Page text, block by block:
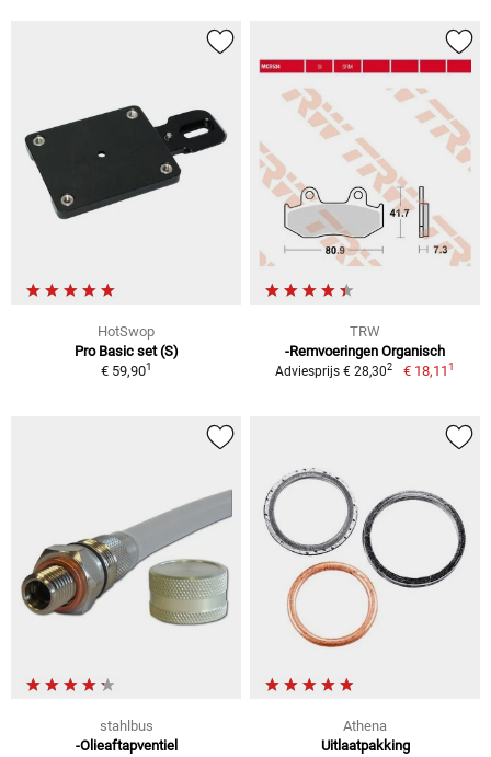
HotSwop
Pro Basic set (S)
€ 59,901
TRW
-Remvoeringen Organisch
Adviesprijs € 28,302 € 18,111
stahlbus
-Olieaftapventiel
Athena
Uitlaatpakking